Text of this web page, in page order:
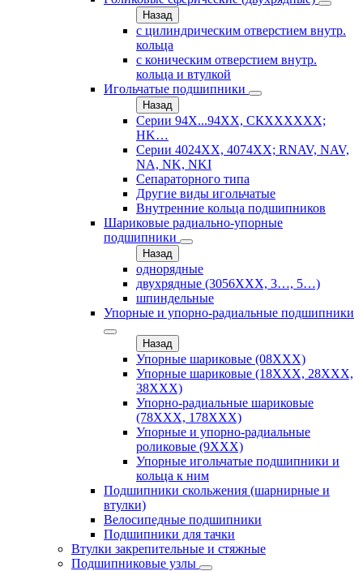
Назад
с цилиндрическим отверстием внутр.
кольца
с коническим отверстием внутр.
кольца и втулкой
Игольчатые подшипники
Назад
Серии 94Х...94ХХ, СКХХХХХХ;
HK…
Серии 4024ХХ, 4074ХХ; RNAV, NAV,
NA, NK, NKI
Сепараторного типа
Другие виды игольчатые
Внутренние кольца подшипников
Шариковые радиально-упорные
подшипники
Назад
однорядные
двухрядные (3056ХХХ, 3…, 5…)
шпиндельные
Упорные и упорно-радиальные подшипники
Назад
Упорные шариковые (08XXX)
Упорные шариковые (18XXX, 28XXХ,
38ХХХ)
Упорно-радиальные шариковые
(78XXX, 178ХХХ)
Упорные и упорно-радиальные
роликовые (9ХХХ)
Упорные игольчатые подшипники и
кольца к ним
Подшипники скольжения (шарнирные и
втулки)
Велосипедные подшипники
Подшипники для тачки
Втулки закрепительные и стяжные
Подшипниковые узлы